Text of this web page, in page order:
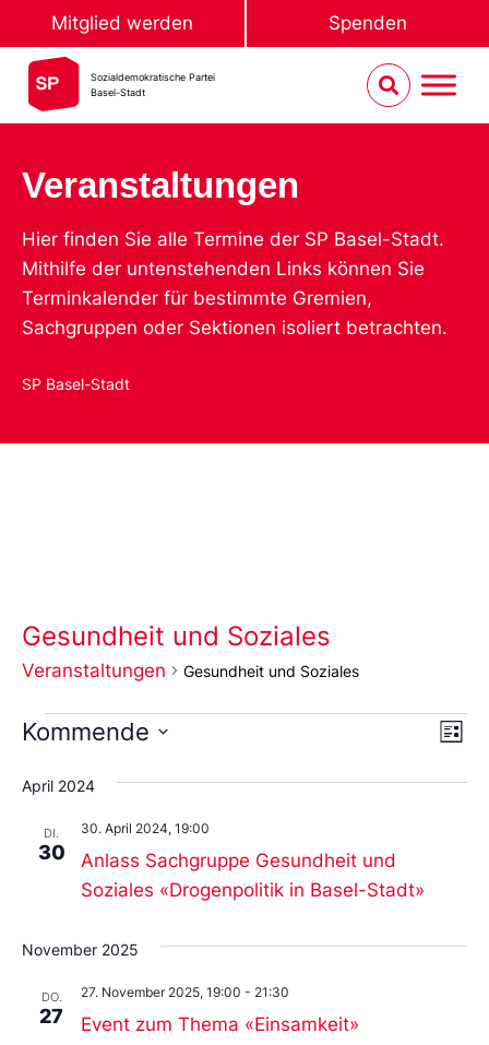
Mitglied werden Spenden
Sozialdemokratische Partei
Basel-Stadt
Veranstaltungen
Hier finden Sie alle Termine der SP Basel-Stadt.
Mithilfe der untenstehenden Links können Sie
Terminkalender für bestimmte Gremien,
Sachgruppen oder Sektionen isoliert betrachten.
SP Basel-Stadt
Gesundheit und Soziales
Veranstaltungen Gesundheit und Soziales
Liste
Kommende
Sie
das
aus.
April 2024
DI.
30
Anlass Sachgruppe Gesundheit und
Soziales «Drogenpolitik in Basel-Stadt»
30. April 2024, 19:00
November 2025
DO.
27 Event zum Thema «Einsamkeit»
27. November 2025, 19:00 - 21:30